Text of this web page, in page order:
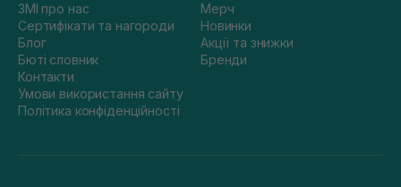
ЗМІ про нас
Сертифікати та нагороди
Блог
Бюті словник
Контакти
Умови використання сайту
Політика конфіденційності
Мерч
Новинки
Акції та знижки
Бренди